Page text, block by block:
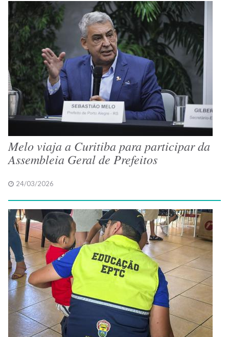
Melo viaja a Curitiba para participar da
Assembleia Geral de Prefeitos
24/03/2026